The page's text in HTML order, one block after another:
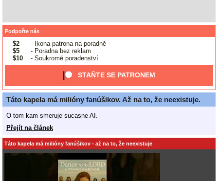
Podpořte nás
$2
- Ikona patrona na poradně
$5
- Poradna bez reklam
$10
- Soukromé poradenství
STAŇTE SE PATRONEM
Táto kapela má milióny fanúšikov. Až na to, že neexistuje.
O tom kam smeruje sucasne AI.
Přejít na článek
Táto kapela má milióny fanúšikov - až na to, že neexistuje